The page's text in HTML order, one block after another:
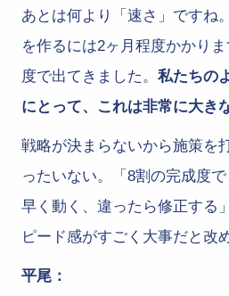
あとは何より「速さ」ですね
を作るには2ヶ月程度かかり
度で出てきました。 私たちの
にとって、これは非常に大き
戦略が決まらないから施策を
ったいない。「8割の完成度
早く動く、違ったら修正する
ピード感がすごく大事だと改
平尾：